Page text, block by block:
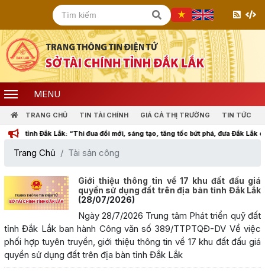
MENU
TRANG CHỦ TIN TÀI CHÍNH GIÁ CẢ THỊ TRƯỜNG TIN TỨC
Đắk Lắk: “Thi đua đổi mới, sáng tạo, tăng tốc bứt phá, đưa Đắk Lắk cùng cả
Trang Chủ Tài sản công
Giới thiệu thông tin về 17 khu đất đấu giá
quyền sử dụng đất trên địa bàn tỉnh Đắk Lắk
(28/07/2026)
Ngày 28/7/2026 Trung tâm Phát triển quỹ đất
tỉnh Đắk Lắk ban hành Công văn số 389/TTPTQĐ-DV Về việc
phối hợp tuyên truyền, giới thiệu thông tin về 17 khu đất đấu giá
quyền sử dụng đất trên địa bàn tỉnh Đắk Lắk